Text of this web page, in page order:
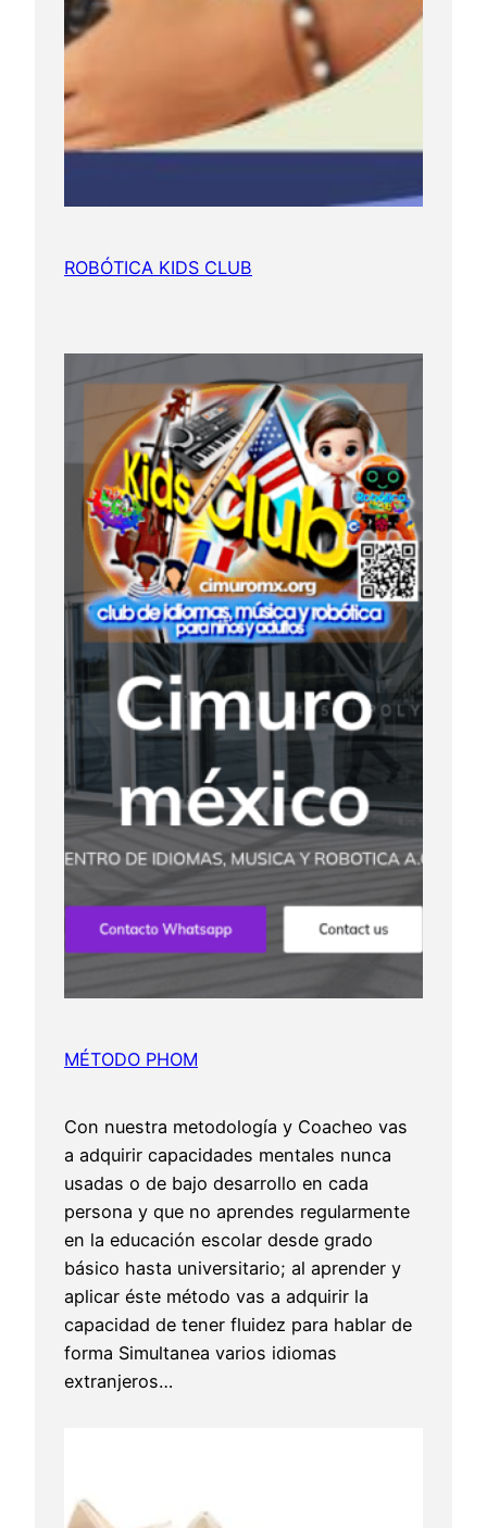
ROBÓTICA KIDS CLUB
MÉTODO PHOM
Con nuestra metodología y Coacheo vas
a adquirir capacidades mentales nunca
usadas o de bajo desarrollo en cada
persona y que no aprendes regularmente
en la educación escolar desde grado
básico hasta universitario; al aprender y
aplicar éste método vas a adquirir la
capacidad de tener fluidez para hablar de
forma Simultanea varios idiomas
extranjeros…